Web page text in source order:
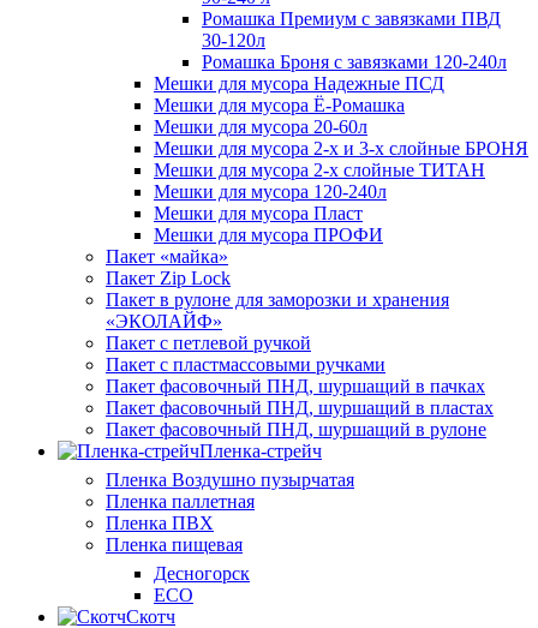
Ромашка Премиум с завязками ПВД
30-120л
Ромашка Броня с завязками 120-240л
Мешки для мусора Надежные ПСД
Мешки для мусора Ё-Ромашка
Мешки для мусора 20-60л
Мешки для мусора 2-х и 3-х слойные БРОНЯ
Мешки для мусора 2-х слойные ТИТАН
Мешки для мусора 120-240л
Мешки для мусора Пласт
Мешки для мусора ПРОФИ
Пакет «майка»
Пакет Zip Lock
Пакет в рулоне для заморозки и хранения
«ЭКОЛАЙФ»
Пакет с петлевой ручкой
Пакет с пластмассовыми ручками
Пакет фасовочный ПНД, шуршащий в пачках
Пакет фасовочный ПНД, шуршащий в пластах
Пакет фасовочный ПНД, шуршащий в рулоне
Пленка-стрейч
Пленка Воздушно пузырчатая
Пленка паллетная
Пленка ПВХ
Пленка пищевая
Десногорск
ECO
Скотч